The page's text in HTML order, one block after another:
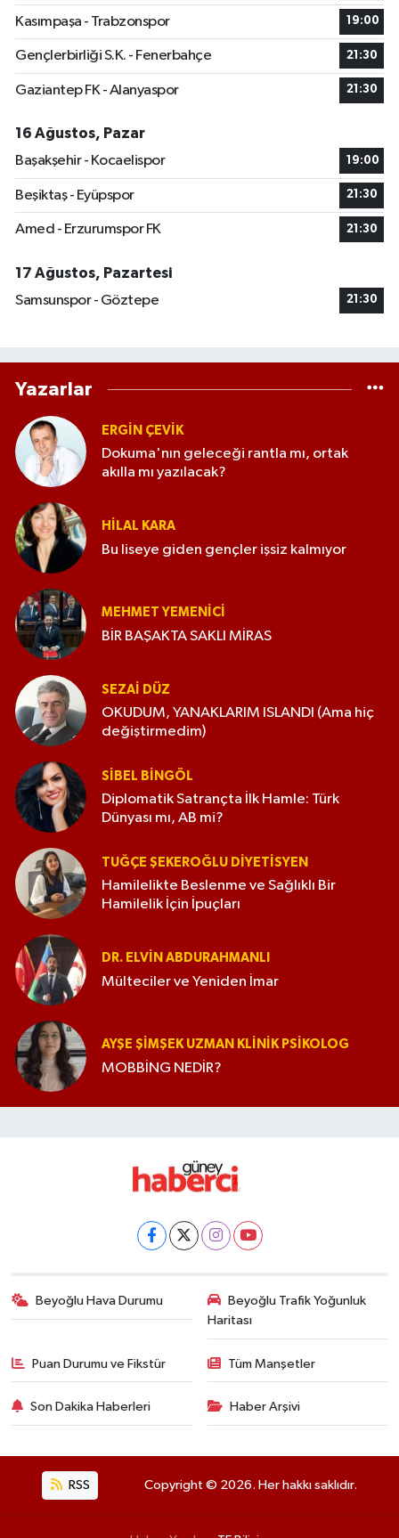
Kasımpaşa - Trabzonspor 19:00
Gençlerbirliği S.K. - Fenerbahçe 21:30
Gaziantep FK - Alanyaspor 21:30
16 Ağustos, Pazar
Başakşehir - Kocaelispor
19:00
Beşiktaş - Eyüpspor 21:30
Amed - Erzurumspor FK 21:30
17 Ağustos, Pazartesi
Samsunspor - Göztepe
21:30
Yazarlar
ERGIN ÇEVİK
Dokuma'nın geleceği rantla mı, ortak
akılla mı yazılacak?
HILAL KARA
Bu liseye giden gençler işsiz kalmıyor
MEHMET YEMENICI
BİR BAŞAKTA SAKLI MİRAS
SEZAI DÜZ
OKUDUM, YANAKLARIM ISLANDI (Ama hiç
değiştirmedim)
SIBEL BINGÖL
Diplomatik Satrançta İlk Hamle: Türk
Dünyası mı, AB mi?
TUĞÇE ŞEKEROĞLU DIYETISYEN
Hamilelikte Beslenme ve Sağlıklı Bir
Hamilelik İçin İpuçları
DR. ELVIN ABDURAHMANLI
Mülteciler ve Yeniden İmar
AYŞE ŞIMŞEK UZMAN KLINIK PSIKOLOG
MOBBİNG NEDİR?
Beyoğlu Hava Durumu
Beyoğlu Trafik Yoğunluk
Haritası
Puan Durumu ve Fikstür Tüm Manşetler
Son Dakika Haberleri Haber Arşivi
RSS Copyright © 2026. Her hakkı saklıdır.